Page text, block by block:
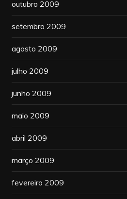
outubro 2009
setembro 2009
agosto 2009
julho 2009
junho 2009
maio 2009
abril 2009
março 2009
fevereiro 2009